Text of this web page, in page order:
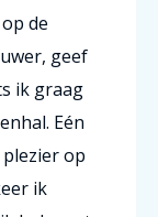
de
geef
ik graag
Eén
op
ik